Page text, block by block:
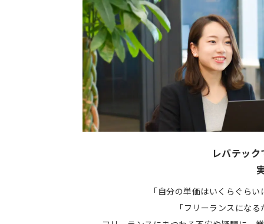
レバテッ
「自分の単価はいくらぐら
「フリーランスにな